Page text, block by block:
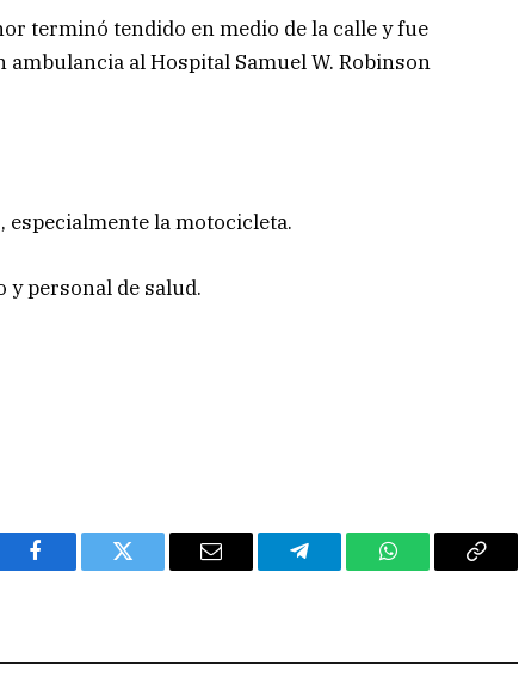
terminó tendido en medio de la calle y fue
al Hospital Samuel W. Robinson
la motocicleta.
personal de salud.
Facebook Twitter Email Telegram WhatsAppCopy